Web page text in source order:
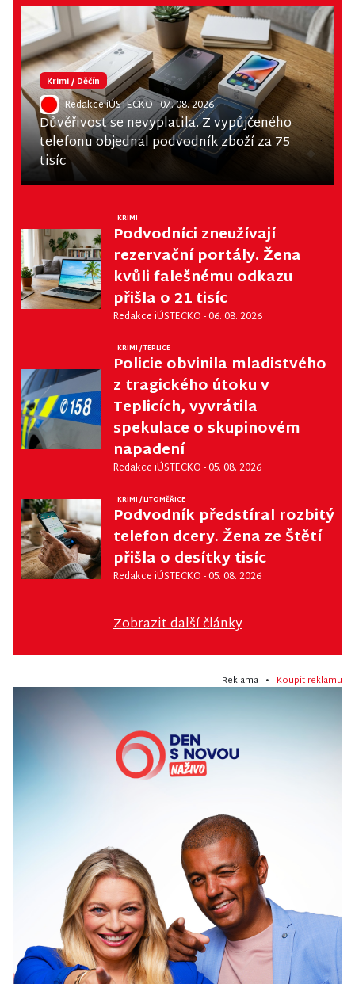
Krimi/Děčín
Redakce iÚSTECKO- 07. 08. 2026
Důvěřivost se nevyplatila. Z vypůjčeného
telefonu objednal podvodník zboží za 75
tisíc
KRIMI
Podvodníci zneužívají
rezervační portály. Žena
kvůli falešnému odkazu
přišla o 21 tisíc
Redakce iÚSTECKO- 06. 08. 2026
KRIMI /TEPLICE
Policie obvinila mladistvého
z tragického útoku v
Teplicích, vyvrátila
spekulace o skupinovém
napadení
Redakce iÚSTECKO- 05. 08. 2026
KRIMI /LITOMĚŘICE
Podvodník předstíral rozbitý
telefon dcery. Žena ze Štětí
přišla o desítky tisíc
Redakce iÚSTECKO- 05. 08. 2026
Zobrazit další články
Reklama • Koupit reklamu